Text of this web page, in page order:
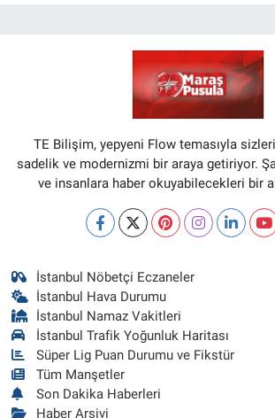
TE Bilişim, yepyeni Flow temasıyla
sadelik ve modernizmi bir araya getiriyor.
ve insanlara haber okuyabilecekleri bir
İstanbul Nöbetçi Eczaneler
İstanbul Hava Durumu
İstanbul Namaz Vakitleri
İstanbul Trafik Yoğunluk Haritası
Süper Lig Puan Durumu ve Fikstür
Tüm Manşetler
Son Dakika Haberleri
Haber Arşivi